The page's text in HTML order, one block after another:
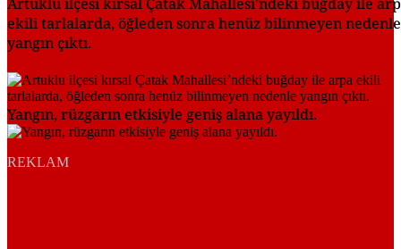
ekili tarlalarda, öğleden sonra henüz bilinmeyen nedenle
yangın çıktı.
Yangın, rüzgarın etkisiyle geniş alana yayıldı.
REKLAM